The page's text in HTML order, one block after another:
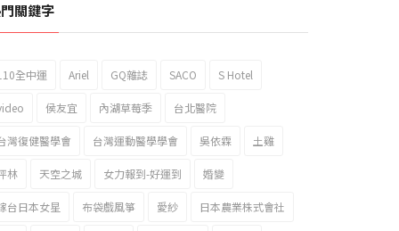
關鍵字
全中運 Ariel GQ雜誌 SACO S Hotel
侯友宜 內湖草莓季 台北醫院
灣復健醫學會 台灣運動醫學學會 吳依霖 土雞
林 天空之城 女力報到-好運到 婚變
台日本女星 布袋戲風箏 愛紗 日本農業株式會社